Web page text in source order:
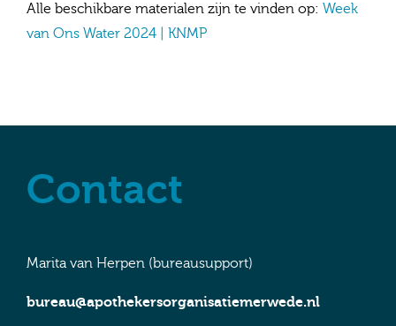
Alle beschikbare materialen zijn te vinden op: Week
van Ons Water 2024 | KNMP
Contact
Marita van Herpen (bureausupport)
bureau@apothekersorganisatiemerwede.nl